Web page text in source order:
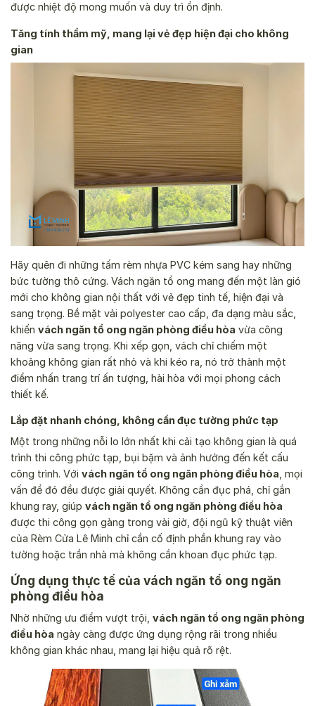
được nhiệt độ mong muốn và duy trì ổn định.
Tăng tính thẩm mỹ, mang lại vẻ đẹp hiện đại cho không
gian
Hãy quên đi những tấm rèm nhựa PVC kém sang hay những
bức tường thô cứng. Vách ngăn tổ ong mang đến một làn gió
mới cho không gian nội thất với vẻ đẹp tinh tế, hiện đại và
sang trọng. Bề mặt vải polyester cao cấp, đa dạng màu sắc,
khiến vách ngăn tổ ong ngăn phòng điều hòa vừa công
năng vừa sang trọng. Khi xếp gọn, vách chỉ chiếm một
khoảng không gian rất nhỏ và khi kéo ra, nó trở thành một
điểm nhấn trang trí ấn tượng, hài hòa với mọi phong cách
thiết kế.
Lắp đặt nhanh chóng, không cần đục tường phức tạp
Một trong những nỗi lo lớn nhất khi cải tạo không gian là quá
trình thi công phức tạp, bụi bặm và ảnh hưởng đến kết cấu
công trình. Với vách ngăn tổ ong ngăn phòng điều hòa , mọi
vấn đề đó đều được giải quyết. Không cần đục phá, chỉ gắn
khung ray, giúp vách ngăn tổ ong ngăn phòng điều hòa
được thi công gọn gàng trong vài giờ, đội ngũ kỹ thuật viên
của Rèm Cửa Lê Minh chỉ cần cố định phần khung ray vào
tường hoặc trần nhà mà không cần khoan đục phức tạp.
Ứng dụng thực tế của vách ngăn tổ ong ngăn
phòng điều hòa
Nhờ những ưu điểm vượt trội, vách ngăn tổ ong ngăn phòng
điều hòa ngày càng được ứng dụng rộng rãi trong nhiều
không gian khác nhau, mang lại hiệu quả rõ rệt.